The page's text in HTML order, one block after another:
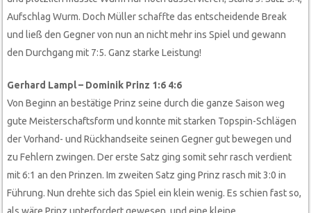
Aufschlag Wurm. Doch Müller schaffte das entscheidende Break
und ließ den Gegner von nun an nicht mehr ins Spiel und gewann
den Durchgang mit 7:5. Ganz starke Leistung!
Gerhard Lampl – Dominik Prinz 1:6 4:6
Von Beginn an bestätige Prinz seine durch die ganze Saison weg
gute Meisterschaftsform und konnte mit starken Topspin-Schlägen
der Vorhand- und Rückhandseite seinen Gegner gut bewegen und
zu Fehlern zwingen. Der erste Satz ging somit sehr rasch verdient
mit 6:1 an den Prinzen. Im zweiten Satz ging Prinz rasch mit 3:0 in
Führung. Nun drehte sich das Spiel ein klein wenig. Es schien fast so,
als wäre Prinz unterfordert gewesen, und eine kleine